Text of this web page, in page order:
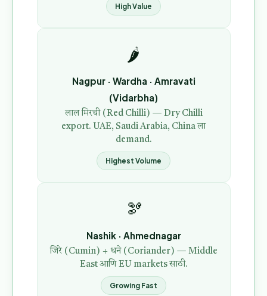
High Value
🌶️
Nagpur · Wardha · Amravati
(Vidarbha)
लाल मिरची (Red Chilli) — Dry Chilli
export. UAE, Saudi Arabia, China ला
demand.
Highest Volume
🫘
Nashik · Ahmednagar
जिरे (Cumin) + धने (Coriander) — Middle
East आणि EU markets साठी.
Growing Fast